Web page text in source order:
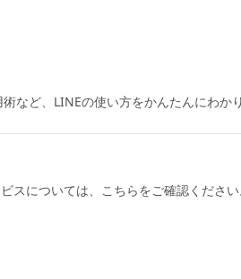
など、LINEの使い方をかんたんにわか
スについては、こちらをご確認ください